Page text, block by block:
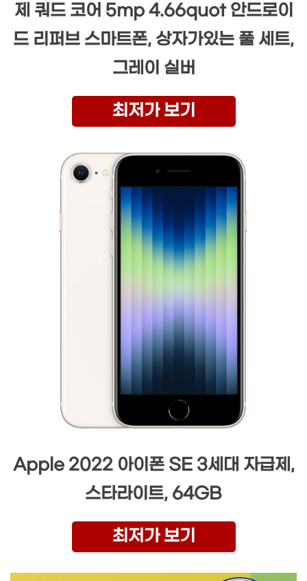
제 쿼드 코어 5mp 4.66quot 안드로이
드 리퍼브 스마트폰, 상자가있는 풀 세트,
그레이 실버
최저가 보기
Apple 2022 아이폰 SE 3세대 자급제,
스타라이트, 64GB
최저가 보기